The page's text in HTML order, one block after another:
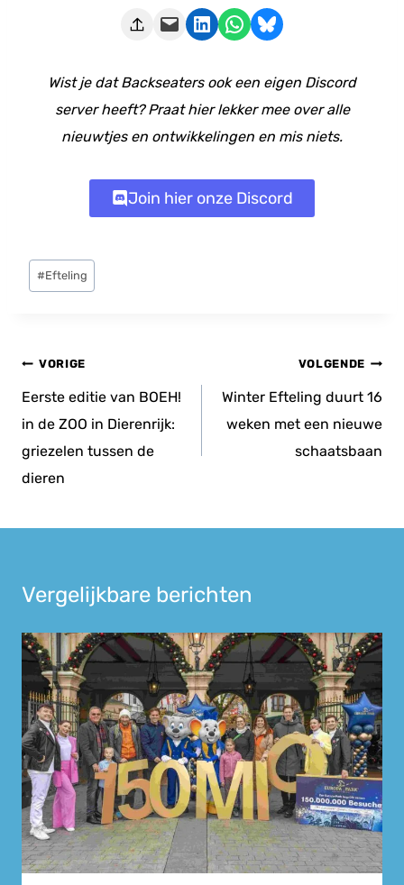
Deze pagina e-mailen Delen op LinkedIn Delen via WhatsApp Share on Bluesky
Wist je dat Backseaters ook een eigen Discord
server heeft? Praat hier lekker mee over alle
nieuwtjes en ontwikkelingen en mis niets.
Join hier onze Discord
Bericht
tags:
#Efteling
Bericht
navigatie
VORIGE
Eerste editie van BOEH!
in de ZOO in Dierenrijk:
griezelen tussen de
dieren
VOLGENDE
Winter Efteling duurt 16
weken met een nieuwe
schaatsbaan
Vergelijkbare berichten